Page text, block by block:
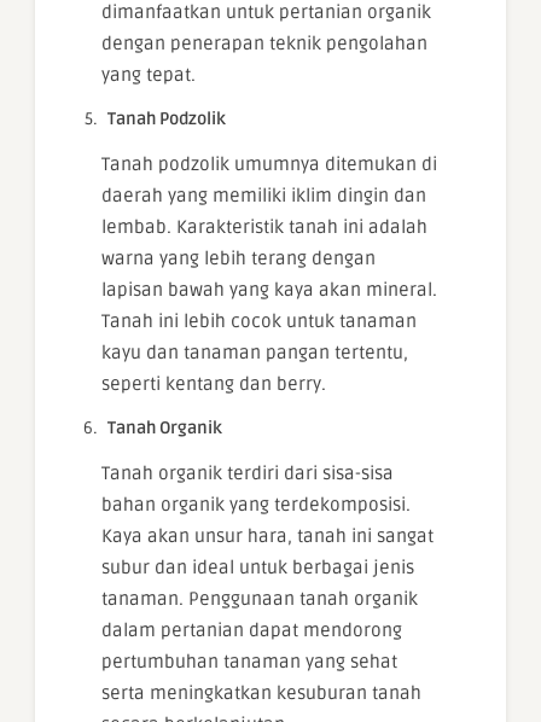
dimanfaatkan untuk pertanian organik
dengan penerapan teknik pengolahan
yang tepat.
Tanah Podzolik
Tanah podzolik umumnya ditemukan di
daerah yang memiliki iklim dingin dan
lembab. Karakteristik tanah ini adalah
warna yang lebih terang dengan
lapisan bawah yang kaya akan mineral.
Tanah ini lebih cocok untuk tanaman
kayu dan tanaman pangan tertentu,
seperti kentang dan berry.
Tanah Organik
Tanah organik terdiri dari sisa-sisa
bahan organik yang terdekomposisi.
Kaya akan unsur hara, tanah ini sangat
subur dan ideal untuk berbagai jenis
tanaman. Penggunaan tanah organik
dalam pertanian dapat mendorong
pertumbuhan tanaman yang sehat
serta meningkatkan kesuburan tanah